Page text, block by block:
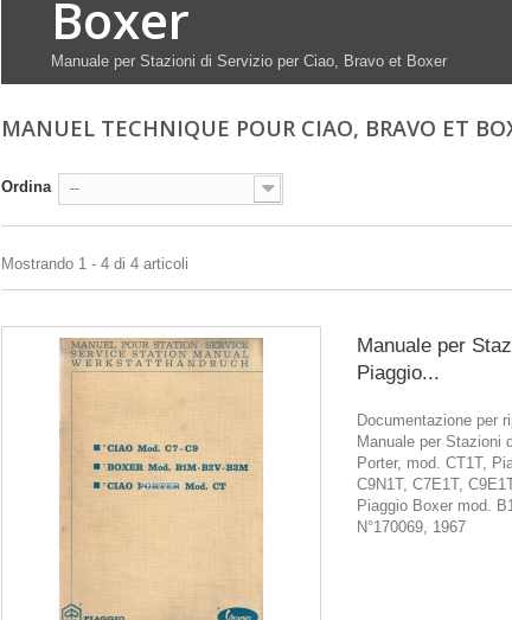
Boxer
Manuale per Stazioni di Servizio per Ciao, Bravo et Boxer
MANUEL TECHNIQUE POUR CIAO, BRAVO ET
Ordina --
Mostrando 1 - 4 di 4 articoli
Manuale per
Piaggio...
Documentazione per
Manuale per Stazioni
Porter, mod. CT1T,
C9N1T, C7E1T,
Piaggio Boxer mod.
N°170069, 1967